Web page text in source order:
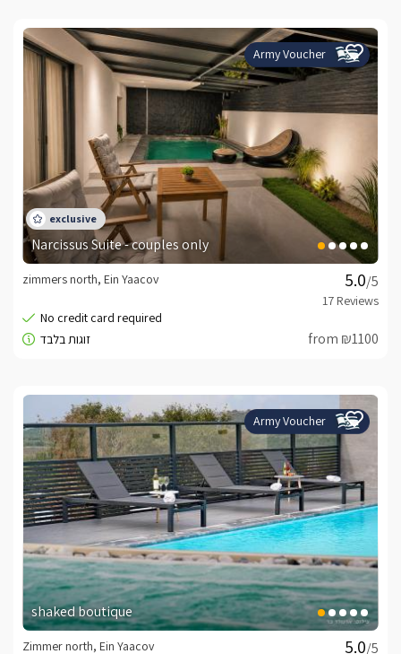
Army Voucher
Narcissus Suite - couples only
/5
zimmers north, Ein Yaacov
from ₪1100
Army Voucher
shaked boutique
/5
Zimmer north, Ein Yaacov